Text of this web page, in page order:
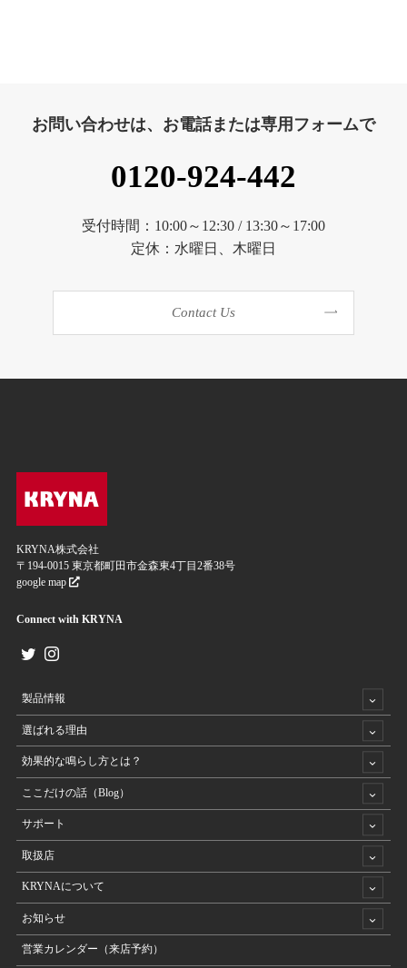
お問い合わせは、お電話または専用フォームで
0120-924-442
受付時間：10:00～12:30 / 13:30～17:00
定休：水曜日、木曜日
Contact Us
KRYNA株式会社
〒194-0015 東京都町田市金森東4丁目2番38号
google map
Connect with KRYNA
製品情報
選ばれる理由
効果的な鳴らし方とは？
ここだけの話（Blog）
サポート
取扱店
KRYNAについて
お知らせ
営業カレンダー（来店予約）